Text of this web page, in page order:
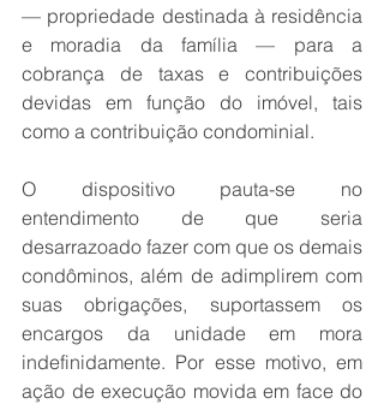
— propriedade destinada à residência
e moradia da família — para a
cobrança de taxas e contribuições
devidas em função do imóvel, tais
como a contribuição condominial.
O dispositivo pauta-se no
entendimento de que seria
desarrazoado fazer com que os demais
condôminos, além de adimplirem com
suas obrigações, suportassem os
encargos da unidade em mora
indefinidamente. Por esse motivo, em
ação de execução movida em face do